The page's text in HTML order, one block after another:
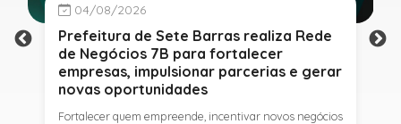
04/08/2026
Prefeitura de Sete Barras realiza Rede
de Negócios 7B para fortalecer
empresas, impulsionar parcerias e gerar
novas oportunidades
Fortalecer quem empreende, incentivar novos negócios